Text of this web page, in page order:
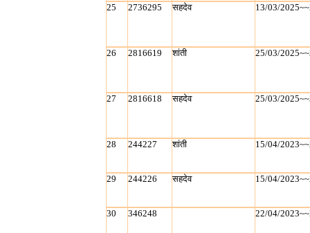
25 2736295 सहदेव 13/03/
26 2816619 शांती 25/03/
27 2816618 सहदेव 25/03/
28 244227 शांती 15/04/
29 244226 सहदेव 15/04/
30 346248 22/04/